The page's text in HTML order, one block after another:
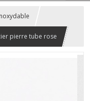
pierre tube rose